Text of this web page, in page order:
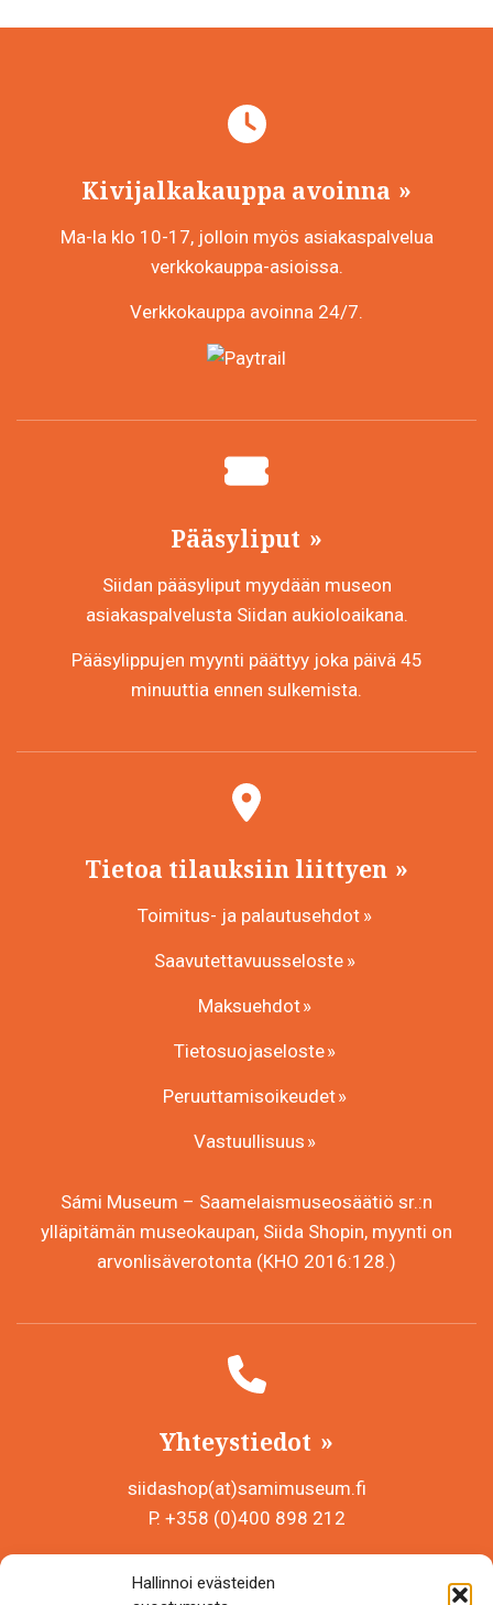
Hallinnoi evästeiden
valinnat
sivulla.
Kivijalkakauppa avoinna
Ma-la klo 10-17, jolloin myös asiakaspalvelua
verkkokauppa-asioissa.
Verkkokauppa avoinna 24/7.
Pääsyliput
Siidan pääsyliput myydään museon
asiakaspalvelusta Siidan aukioloaikana.
Pääsylippujen myynti päättyy joka päivä 45
minuuttia ennen sulkemista.
Tietoa tilauksiin liittyen
Toimitus- ja palautusehdot
Saavutettavuusseloste
Maksuehdot
Tietosuojaseloste
Peruuttamisoikeudet
Vastuullisuus
Sámi Museum – Saamelaismuseosäätiö sr.:n
ylläpitämän museokaupan, Siida Shopin, myynti on
arvonlisäverotonta (KHO 2016:128.)
Yhteystiedot
siidashop(at)samimuseum.fi
P. +358 (0)400 898 212
Y-tunnus 0625907-2